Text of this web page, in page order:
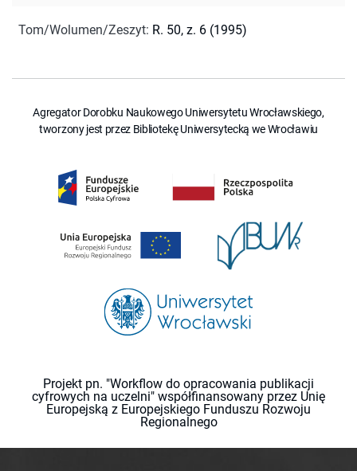
Tom/Wolumen/Zeszyt: R. 50, z. 6 (1995)
Agregator Dorobku Naukowego Uniwersytetu Wrocławskiego,
tworzony jest przez Bibliotekę Uniwersytecką we Wrocławiu
Projekt pn. "Workflow do opracowania publikacji
cyfrowych na uczelni" współfinansowany przez Unię
Europejską z Europejskiego Funduszu Rozwoju
Regionalnego